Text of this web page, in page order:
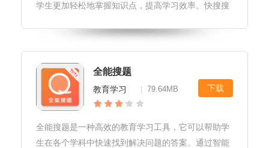
学生更加轻松地掌握知识点，提高学习效率。快搜搜
库，覆盖了各种学科，包括数学、物理、化学、生
物、历史、地理等，能满足不同学科
全能搜题
教育学习 79.64MB 下载
全能搜题是一种高效的教育学习工具，它可以帮助学
生在各个学科中快速找到解决问题的答案。通过智能